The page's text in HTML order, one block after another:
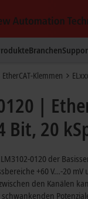
Branchen
EtherCAT-Klemmen
|
Bit, 20
0120 der
+60 V…-20
den Kanälen